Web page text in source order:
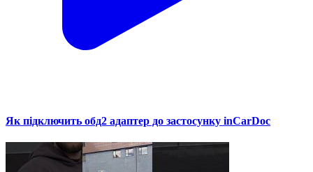
Як підключить обд2 адаптер до застосунку inCarDoc